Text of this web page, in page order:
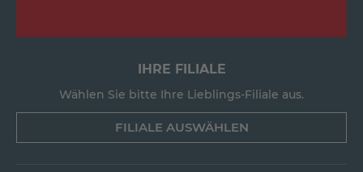
IHRE FILIALE
Wählen Sie bitte Ihre Lieblings-Filiale aus.
FILIALE AUSWÄHLEN